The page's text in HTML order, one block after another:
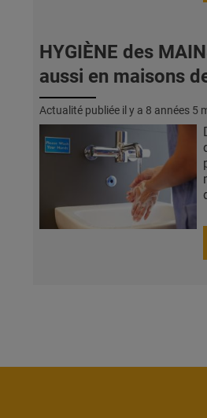
HYGIÈNE des
aussi en maisons
Actualité publiée il y a 8 années 5